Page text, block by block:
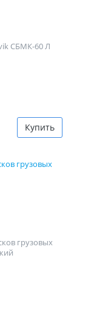
СБМК-60 Л
Купить
грузовых